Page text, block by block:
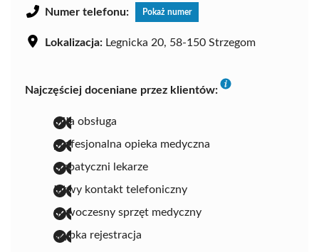
Numer telefonu: Pokaż numer
Lokalizacja: Legnicka 20, 58-150 Strzegom
Najczęściej doceniane przez klientów:
miła obsługa
profesjonalna opieka medyczna
empatyczni lekarze
łatwy kontakt telefoniczny
nowoczesny sprzęt medyczny
szybka rejestracja